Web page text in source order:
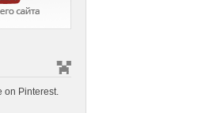
on Pinterest.